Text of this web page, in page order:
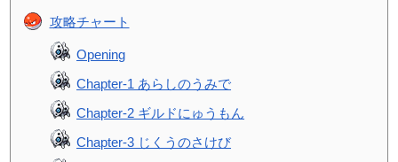
攻略チャート
Opening
Chapter-1 あらしのうみで
Chapter-2 ギルドにゅうもん
Chapter-3 じくうのさけび